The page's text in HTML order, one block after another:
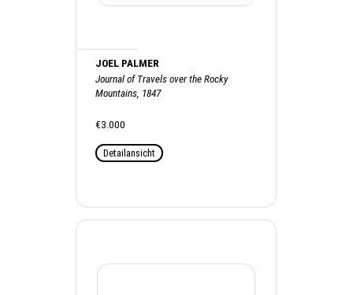
JOEL PALMER
Journal of Travels over the Rocky
Mountains, 1847
€3.000
Detailansicht